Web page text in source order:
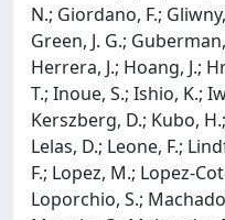
N.; Giordano, F.;
Green, J. G.;
Herrera, J.; Hoang, J.;
T.; Inoue, S.; Ishio, K.;
Kerszberg, D.; Kubo,
Lelas, D.; Leone, F.;
F.; Lopez, M.; Lopez-
Loporchio, S.;